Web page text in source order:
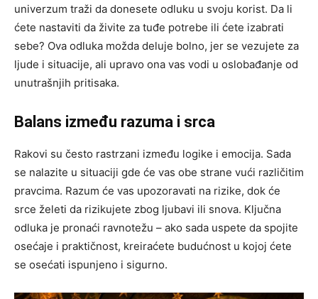
univerzum traži da donesete odluku u svoju korist. Da li
ćete nastaviti da živite za tuđe potrebe ili ćete izabrati
sebe? Ova odluka možda deluje bolno, jer se vezujete za
ljude i situacije, ali upravo ona vas vodi u oslobađanje od
unutrašnjih pritisaka.
Balans između razuma i srca
Rakovi su često rastrzani između logike i emocija. Sada
se nalazite u situaciji gde će vas obe strane vući različitim
pravcima. Razum će vas upozoravati na rizike, dok će
srce želeti da rizikujete zbog ljubavi ili snova. Ključna
odluka je pronaći ravnotežu – ako sada uspete da spojite
osećaje i praktičnost, kreiraćete budućnost u kojoj ćete
se osećati ispunjeno i sigurno.